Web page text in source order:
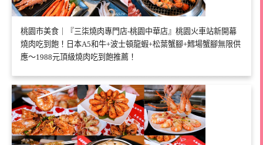
桃園市美食｜『三柒燒肉專門店-桃園中華店』桃園火車站新開幕
燒肉吃到飽！日本A5和牛+波士頓龍蝦+松葉蟹腳+鱈場蟹腳無限供
應～1988元頂級燒肉吃到飽推薦！